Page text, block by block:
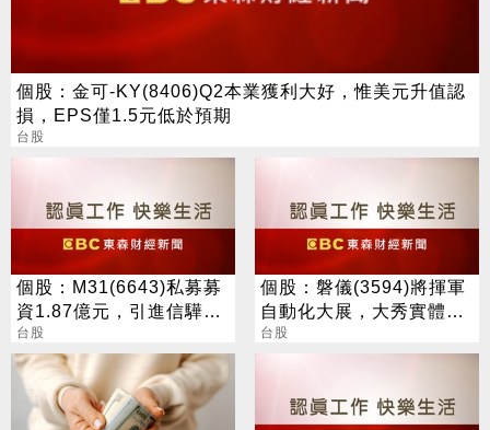
個股：金可-KY(8406)Q2本業獲利大好，惟美元升值認
損，EPS僅1.5元低於預期
台股
個股：M31(6643)私募募
資1.87億元，引進信驊為
策略性投資人
台股
個股：磐儀(3594)將揮軍
自動化大展，大秀實體AI/
邊緣運算/機器人肌肉
台股